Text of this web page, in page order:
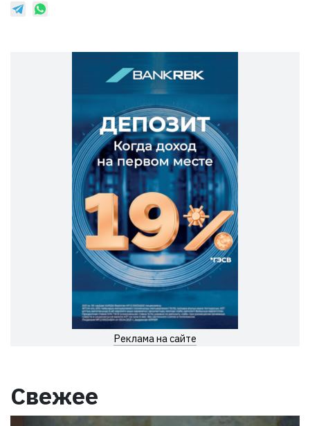
Реклама на сайте
Свежее